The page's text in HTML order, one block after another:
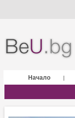
Начало |